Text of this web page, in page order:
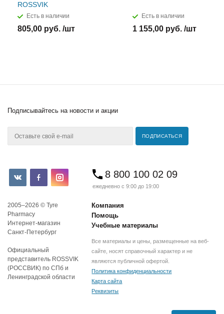
ROSSVIK
Есть в наличии
805,00 руб. /шт
Есть в наличии
1 155,00 руб. /шт
Подписывайтесь на новости и акции
8 800 100 02 09
ежедневно с 9:00 до 19:00
2005–2026 © Tyre
Pharmacy
Интернет-магазин
Санкт-Петербург
Официальный
представитель ROSSVIK
(РОССВИК) по СПб и
Ленинградской области
Компания
Помощь
Учебные материалы
Все материалы и цены, размещенные на веб-
сайте, носят справочный характер и не
являются публичной офертой.
Политика конфиденциальности
Карта сайта
Реквизиты